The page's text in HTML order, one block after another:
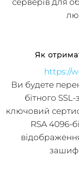
SMTP). Більше
серверів для
Як
https://
Ви будете
бітного
ключовий
RSA 4096-